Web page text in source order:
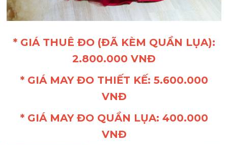
* GIÁ THUÊ ĐO (ĐÃ KÈM QUẦN LỤA):
2.800.000 VNĐ
* GIÁ MAY ĐO THIẾT KẾ: 5.600.000
VNĐ
* GIÁ MAY ĐO QUẦN LỤA: 400.000
VNĐ